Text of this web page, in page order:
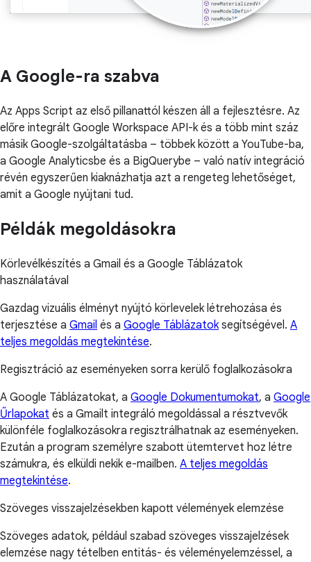
A Google-ra szabva
Az Apps Script az első pillanattól készen áll a fejlesztésre. Az
előre integrált Google Workspace API-k és a több mint száz
másik Google-szolgáltatásba – többek között a YouTube-ba,
a Google Analyticsbe és a BigQuerybe – való natív integráció
révén egyszerűen kiaknázhatja azt a rengeteg lehetőséget,
amit a Google nyújtani tud.
Példák megoldásokra
Körlevélkészítés a Gmail és a Google Táblázatok
használatával
Gazdag vizuális élményt nyújtó körlevelek létrehozása és
terjesztése a Gmail és a Google Táblázatoksegítségével. A
teljes megoldás megtekintése.
Regisztráció az eseményeken sorra kerülő foglalkozásokra
A Google Táblázatokat, a Google Dokumentumokat, a Google
Űrlapokat és a Gmailt integráló megoldással a résztvevők
különféle foglalkozásokra regisztrálhatnak az eseményeken.
Ezután a program személyre szabott ütemtervet hoz létre
számukra, és elküldi nekik e-mailben. A teljes megoldás
megtekintése.
Szöveges visszajelzésekben kapott vélemények elemzése
Szöveges adatok, például szabad szöveges visszajelzések
elemzése nagy tételben entitás- és véleményelemzéssel, a